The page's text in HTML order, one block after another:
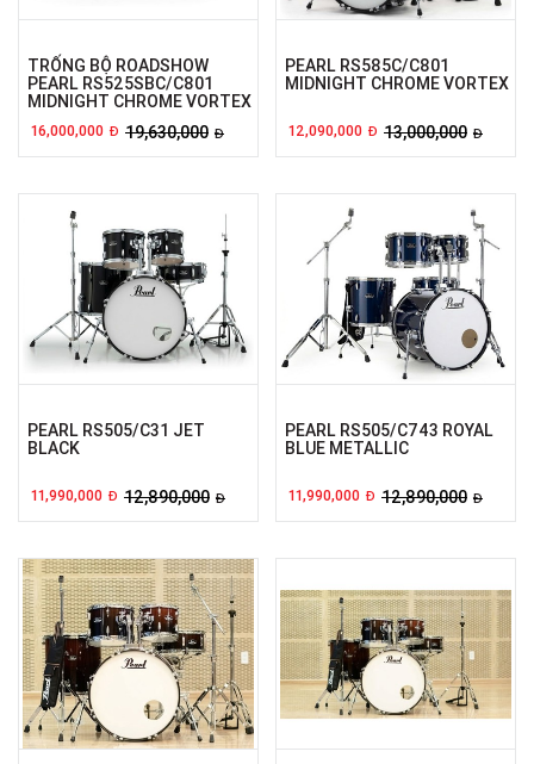
TRỐNG BỘ ROADSHOW
PEARL RS525SBC/C801
MIDNIGHT CHROME VORTEX
16,000,000 Đ 19,630,000 Đ
PEARL RS585C/C801
MIDNIGHT CHROME VORTEX
12,090,000 Đ 13,000,000 Đ
PEARL RS505/C31 JET
BLACK
11,990,000 Đ 12,890,000 Đ
PEARL RS505/C743 ROYAL
BLUE METALLIC
11,990,000 Đ 12,890,000 Đ